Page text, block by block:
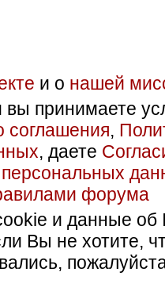
и о нашей
вы принимаете
соглашения,
, даете
форума
и данные об
Вы не хотите,